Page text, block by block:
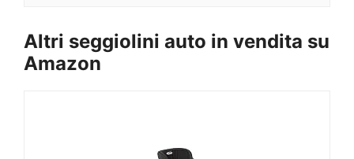
Altri seggiolini auto in vendita su
Amazon